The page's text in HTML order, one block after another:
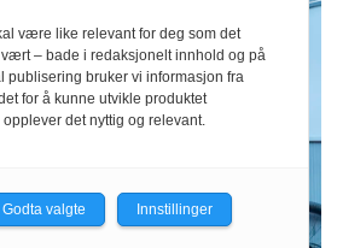
være like relevant for deg som det
– bade i redaksjonelt innhold og på
publisering bruker vi informasjon fra
for å kunne utvikle produktet
det nyttig og relevant.
Godta valgte Innstillinger